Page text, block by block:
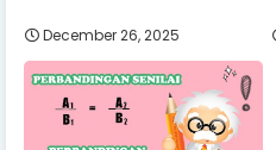
December 26, 2025